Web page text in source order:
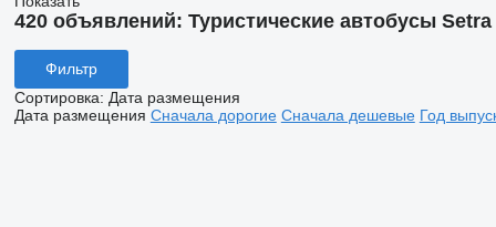
420 объявлений: Туристические автобусы Setra
Фильтр
Сортировка: Дата размещения
Дата размещения Сначала дорогие Сначала дешевые Год